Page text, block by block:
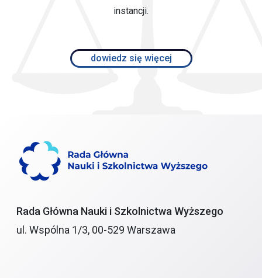
instancji.
dowiedz się więcej
Rada Główna Nauki i Szkolnictwa Wyższego
ul. Wspólna 1/3, 00-529 Warszawa